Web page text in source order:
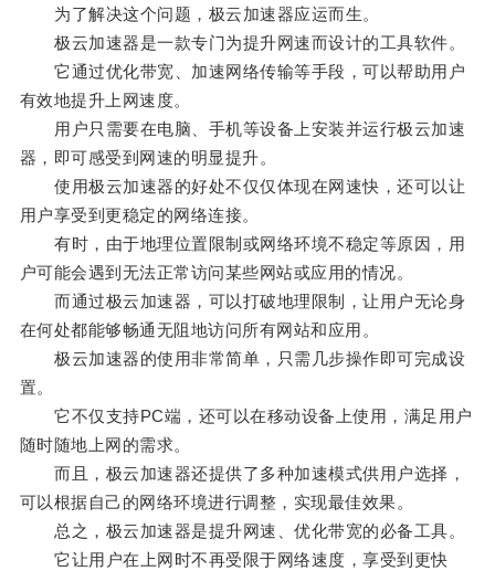
为了解决这个问题，极云加速器应运而生。
极云加速器是一款专门为提升网速而设计的工具软件。
它通过优化带宽、加速网络传输等手段，可以帮助用户
有效地提升上网速度。
用户只需要在电脑、手机等设备上安装并运行极云加速
器，即可感受到网速的明显提升。
使用极云加速器的好处不仅仅体现在网速快，还可以让
用户享受到更稳定的网络连接。
有时，由于地理位置限制或网络环境不稳定等原因，用
户可能会遇到无法正常访问某些网站或应用的情况。
而通过极云加速器，可以打破地理限制，让用户无论身
在何处都能够畅通无阻地访问所有网站和应用。
极云加速器的使用非常简单，只需几步操作即可完成设
置。
它不仅支持PC端，还可以在移动设备上使用，满足用户
随时随地上网的需求。
而且，极云加速器还提供了多种加速模式供用户选择，
可以根据自己的网络环境进行调整，实现最佳效果。
总之，极云加速器是提升网速、优化带宽的必备工具。
它让用户在上网时不再受限于网络速度，享受到更快